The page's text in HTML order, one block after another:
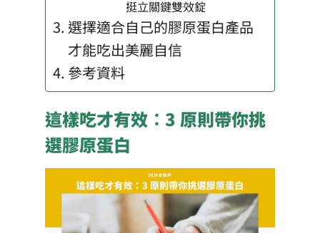
挺立關鍵雙效錠
選擇適合自己的膠原蛋白產品
才能吃出美麗自信
參考資料
這樣吃才有效：3 原則帶你挑
選膠原蛋白